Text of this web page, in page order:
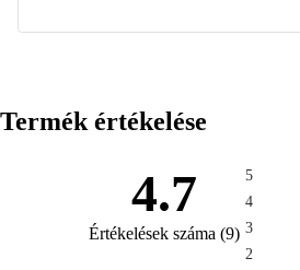
Termék értékelése
4.7
Értékelések száma (9)
5
4
3
2